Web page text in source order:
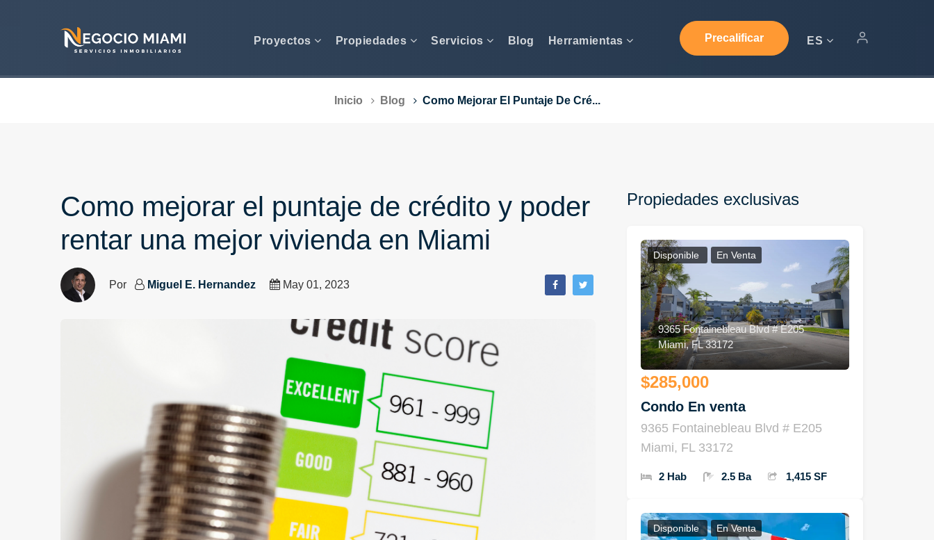
Proyectos Propiedades Servicios Blog Herramientas Precalificar ES
Inicio Blog Como Mejorar El Puntaje De Cré...
Como mejorar el puntaje de crédito y poder
rentar una mejor vivienda en Miami
Por Miguel E. Hernandez May 01, 2023
Propiedades exclusivas
Disponible En Venta
9365 Fontainebleau Blvd # E205
Miami, FL 33172
$285,000
Condo En venta
9365 Fontainebleau Blvd # E205
Miami, FL 33172
2 Hab 2.5 Ba 1,415 SF
Disponible En Venta